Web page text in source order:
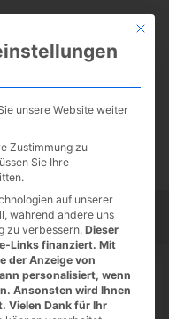
Tests
Gameplay
Mit
unsere Website weiter
Zustimmung zu
Sie Ihre
auf unserer
während andere uns
zu verbessern. Dieser
Links finanziert. Mit
der Anzeige von
personalisiert, wenn
Ansonsten wird Ihnen
Vielen Dank für Ihr